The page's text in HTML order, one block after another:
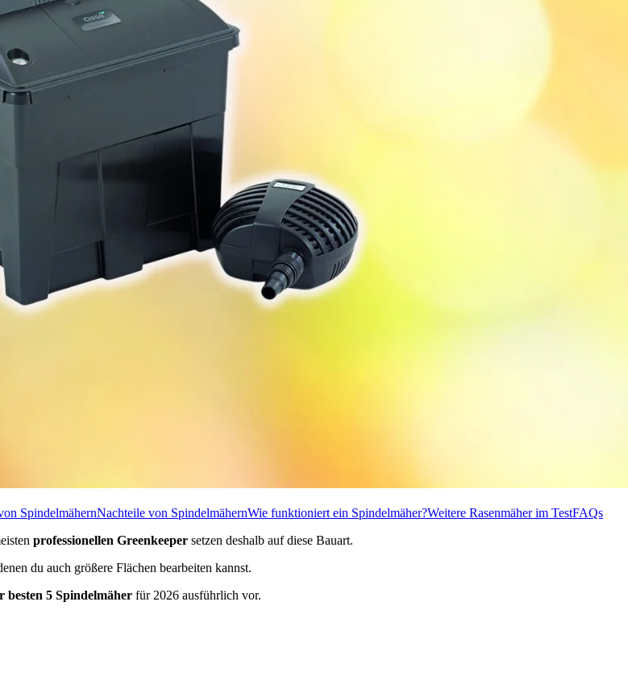
SpindelmähernNachteile von SpindelmähernWie funktioniert ein Spindelmäher?Weitere Rasenmäher im TestFAQs
professionellen Greenkeeper setzen deshalb auf diese Bauart.
du auch größere Flächen bearbeiten kannst.
besten 5 Spindelmäher für 2026 ausführlich vor.